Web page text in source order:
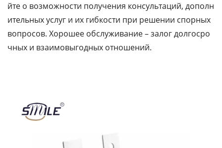
йте о возможности получения консультаций, дополн
ительных услуг и их гибкости при решении спорных
вопросов. Хорошее обслуживание – залог долгосро
чных и взаимовыгодных отношений.